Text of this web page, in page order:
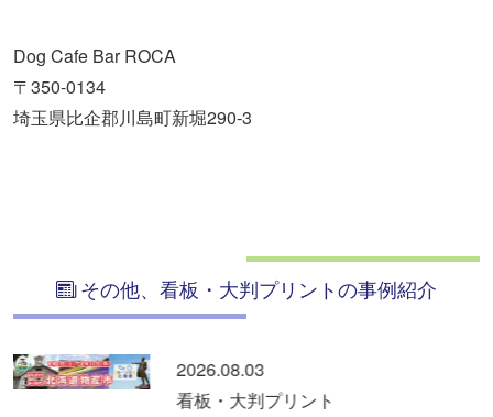
Dog Cafe Bar ROCA
〒350-0134
埼玉県比企郡川島町新堀290-3
その他、看板・大判プリントの事例紹介
2026.07.21
看板・大判プリント